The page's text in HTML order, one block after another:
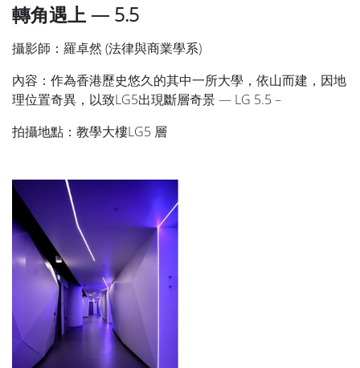
轉角遇上 — 5.5
攝影師：羅卓然 (法律與商業學系)
內容：作為香港歷史悠久的其中一所大學，依山而建，因地
理位置奇異，以致LG5出現斷層奇景 — LG 5.5 –
拍攝地點：教學大樓LG5 層